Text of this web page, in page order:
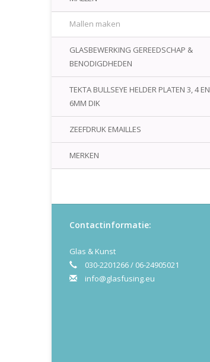
Mallen maken
GLASBEWERKING GEREEDSCHAP &
BENODIGDHEDEN
TEKTA BULLSEYE HELDER PLATEN 3, 4 EN
6MM DIK
ZEEFDRUK EMAILLES
MERKEN
Contactinformatie:
Glas & Kunst
030-2201266 / 06-24905021
info@glasfusing.eu